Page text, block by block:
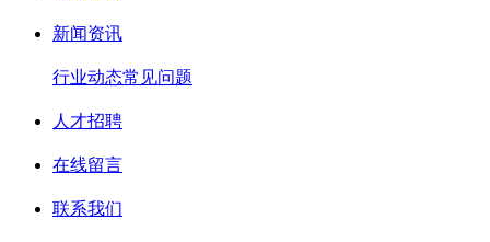
新闻资讯
行业动态常见问题
人才招聘
在线留言
联系我们